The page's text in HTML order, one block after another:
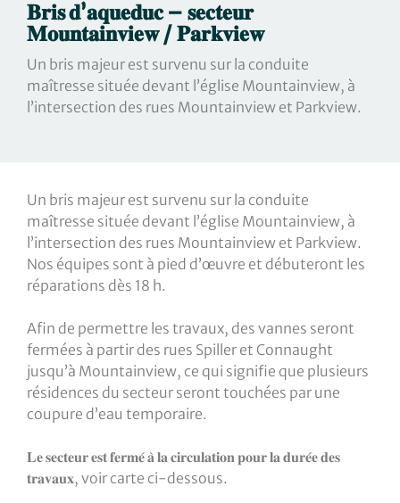
𝐁𝐫𝐢𝐬 𝐝’𝐚𝐪𝐮𝐞𝐝𝐮𝐜 – 𝐬𝐞𝐜𝐭𝐞𝐮𝐫
𝐌𝐨𝐮𝐧𝐭𝐚𝐢𝐧𝐯𝐢𝐞𝐰 / 𝐏𝐚𝐫𝐤𝐯𝐢𝐞𝐰
Un bris majeur est survenu sur la conduite
maîtresse située devant l’église Mountainview, à
l’intersection des rues Mountainview et Parkview.
Un bris majeur est survenu sur la conduite
maîtresse située devant l’église Mountainview, à
l’intersection des rues Mountainview et Parkview.
Nos équipes sont à pied d’œuvre et débuteront les
réparations dès 18 h.
Afin de permettre les travaux, des vannes seront
fermées à partir des rues Spiller et Connaught
jusqu’à Mountainview, ce qui signifie que plusieurs
résidences du secteur seront touchées par une
coupure d’eau temporaire.
𝐋𝐞 𝐬𝐞𝐜𝐭𝐞𝐮𝐫 𝐞𝐬𝐭 𝐟𝐞𝐫𝐦𝐞́ 𝐚̀ 𝐥𝐚 𝐜𝐢𝐫𝐜𝐮𝐥𝐚𝐭𝐢𝐨𝐧 𝐩𝐨𝐮𝐫 𝐥𝐚 𝐝𝐮𝐫𝐞́𝐞 𝐝𝐞𝐬
𝐭𝐫𝐚𝐯𝐚𝐮𝐱, voir carte ci-dessous.